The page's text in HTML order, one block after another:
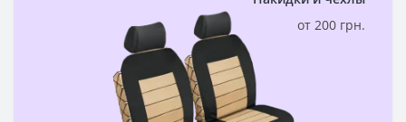
от 200 грн.